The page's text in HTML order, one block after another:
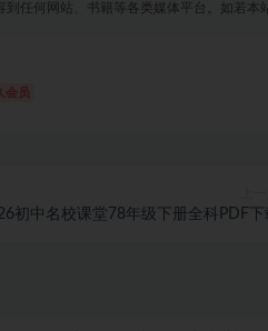
到任何网站、书籍等各类媒体平台。如若本
会员
初中名校课堂78年级下册全科PDF下